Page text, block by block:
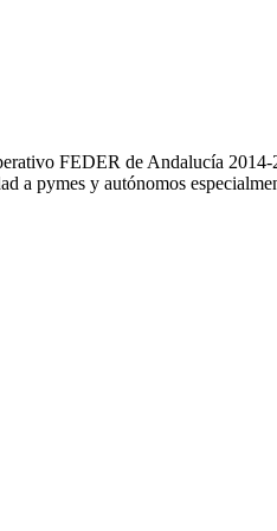
FEDER de Andalucía 2014-
pymes y autónomos